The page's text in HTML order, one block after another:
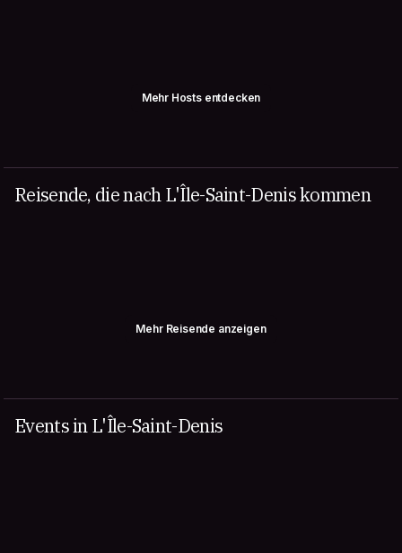
Mehr Hosts entdecken
Reisende, die nach L'Île-Saint-Denis kommen
Mehr Reisende anzeigen
Events in L'Île-Saint-Denis